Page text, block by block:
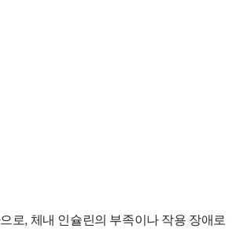
로, 체내 인슐린의 부족이나 작용 장애로